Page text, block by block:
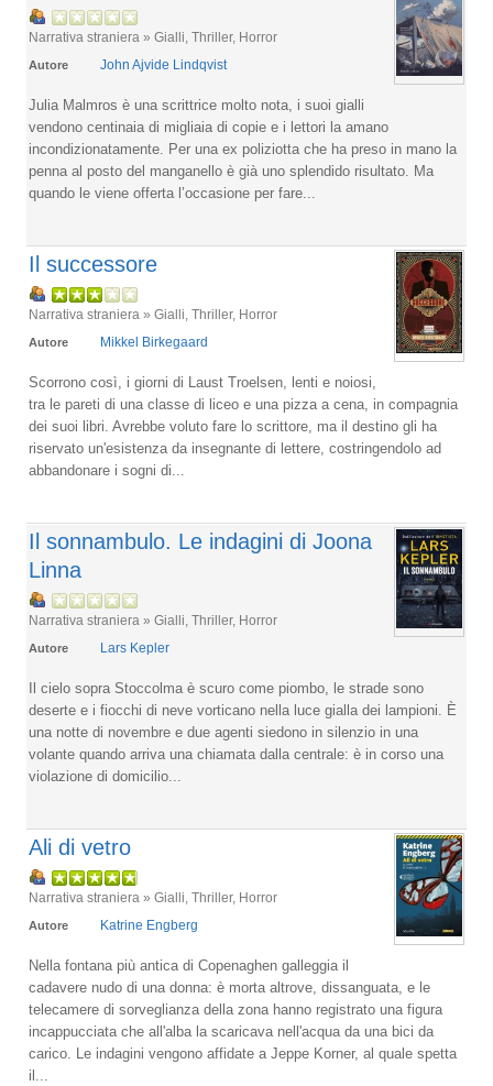
Narrativa straniera » Gialli, Thriller, Horror
Autore John Ajvide Lindqvist
Julia Malmros è una scrittrice molto nota, i suoi gialli
vendono centinaia di migliaia di copie e i lettori la amano
incondizionatamente. Per una ex poliziotta che ha preso in mano la
penna al posto del manganello è già uno splendido risultato. Ma
quando le viene offerta l’occasione per fare...
Il successore
Narrativa straniera » Gialli, Thriller, Horror
Autore Mikkel Birkegaard
Scorrono così, i giorni di Laust Troelsen, lenti e noiosi,
tra le pareti di una classe di liceo e una pizza a cena, in compagnia
dei suoi libri. Avrebbe voluto fare lo scrittore, ma il destino gli ha
riservato un'esistenza da insegnante di lettere, costringendolo ad
abbandonare i sogni di...
Il sonnambulo. Le indagini di Joona
Linna
Narrativa straniera » Gialli, Thriller, Horror
Autore Lars Kepler
Il cielo sopra Stoccolma è scuro come piombo, le strade sono
deserte e i fiocchi di neve vorticano nella luce gialla dei lampioni. È
una notte di novembre e due agenti siedono in silenzio in una
volante quando arriva una chiamata dalla centrale: è in corso una
violazione di domicilio...
Ali di vetro
Narrativa straniera » Gialli, Thriller, Horror
Autore Katrine Engberg
Nella fontana più antica di Copenaghen galleggia il
cadavere nudo di una donna: è morta altrove, dissanguata, e le
telecamere di sorveglianza della zona hanno registrato una figura
incappucciata che all'alba la scaricava nell'acqua da una bici da
carico. Le indagini vengono affidate a Jeppe Korner, al quale spetta
il...